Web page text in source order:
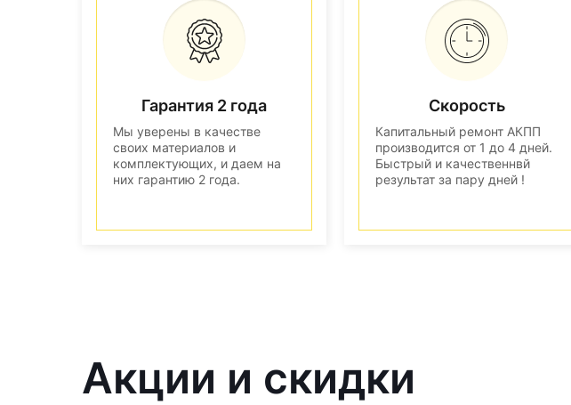
Гарантия 2 года
Мы уверены в качестве
своих материалов и
комплектующих, и даем на
них гарантию 2 года.
Скорость
Капитальный ремонт АКПП
производится от 1 до 4 дней.
Быстрый и качественнвй
результат за пару дней !
Акции и скидки